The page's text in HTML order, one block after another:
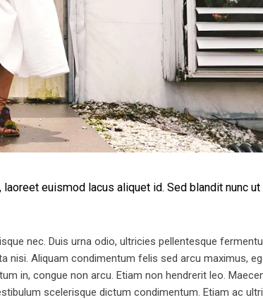
euismod lacus aliquet id. Sed blandit nunc ut
nec. Duis urna odio, ultricies pellentesque
nisi. Aliquam condimentum felis sed arcu maximus,
in, congue non arcu. Etiam non hendrerit leo.
scelerisque dictum condimentum. Etiam ac